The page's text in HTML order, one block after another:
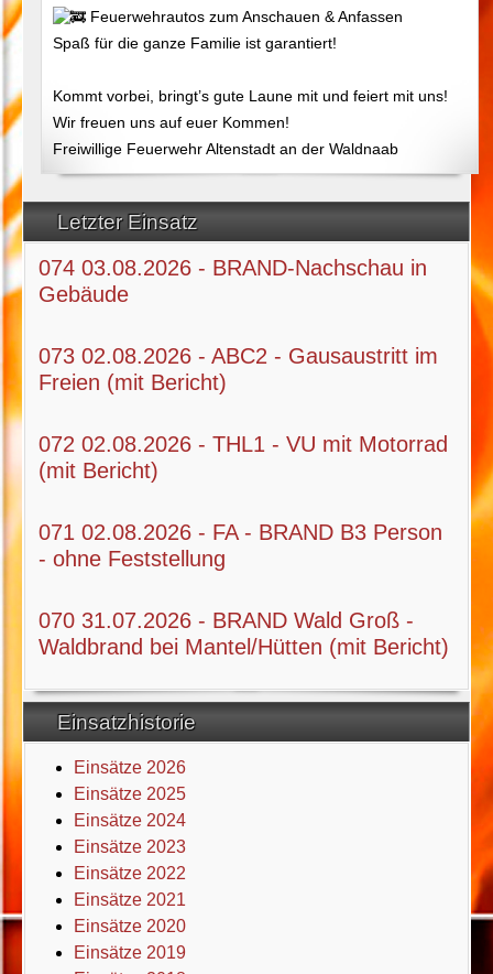
Letzter Einsatz
074 03.08.2026 - BRAND-Nachschau in
Gebäude
073 02.08.2026 - ABC2 - Gausaustritt im
Freien (mit Bericht)
072 02.08.2026 - THL1 - VU mit Motorrad
(mit Bericht)
071 02.08.2026 - FA - BRAND B3 Person
- ohne Feststellung
070 31.07.2026 - BRAND Wald Groß -
Waldbrand bei Mantel/Hütten (mit Bericht)
Einsatzhistorie
Einsätze 2026
Einsätze 2025
Einsätze 2024
Einsätze 2023
Einsätze 2022
Einsätze 2021
Einsätze 2020
Einsätze 2019
Feuerwehrautos zum Anschauen & Anfassen
Spaß für die ganze Familie ist garantiert!
Kommt vorbei, bringt’s gute Laune mit und feiert mit uns!
Wir freuen uns auf euer Kommen!
Freiwillige Feuerwehr Altenstadt an der Waldnaab